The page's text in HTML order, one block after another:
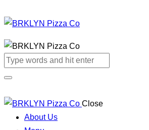
Close
About Us